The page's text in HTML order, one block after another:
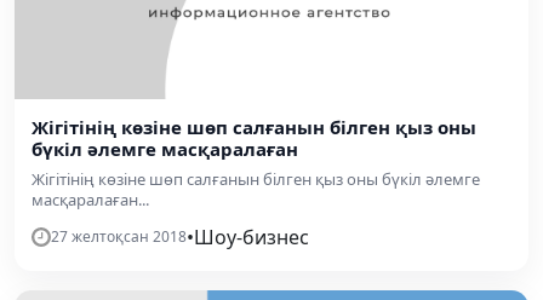
Жігітінің көзіне шөп салғанын білген қыз оны
бүкіл әлемге масқаралаған
Жігітінің көзіне шөп салғанын білген қыз оны бүкіл әлемге
масқаралаған...
27 желтоқсан 2018•Шоу-бизнес